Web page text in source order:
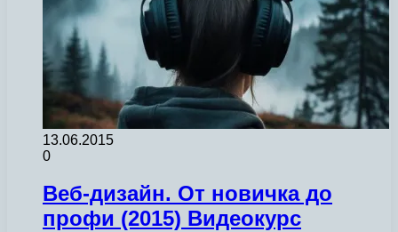
13.06.2015
0
Веб-дизайн. От новичка до
профи (2015) Видеокурс